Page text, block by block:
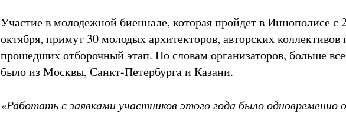
Участие в молодежной биеннале, которая пройдет в Иннополисе с
октября, примут 30 молодых архитекторов, авторских
прошедших отборочный этап. По словам организаторов, больше
было из Москвы, Санкт-Петербурга и Казани.
«Работать с заявками участников этого года было одновременно